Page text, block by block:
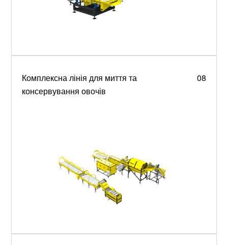
Комплексна лінія для миття та
консервування овочів
08